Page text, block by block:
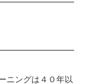
ニングは４０年以